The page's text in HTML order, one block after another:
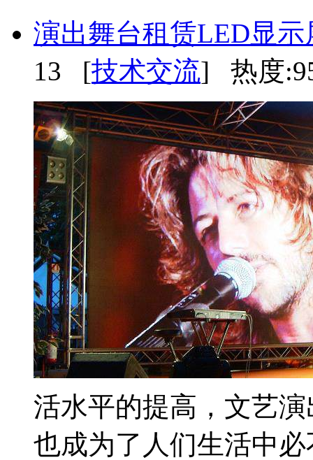
演出舞台租赁LED显
13 [技术交流] 热度
活水平的提高，文艺
也成为了人们生活中